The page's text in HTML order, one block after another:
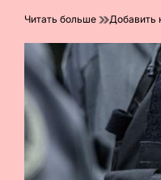
Читать больше Добавить